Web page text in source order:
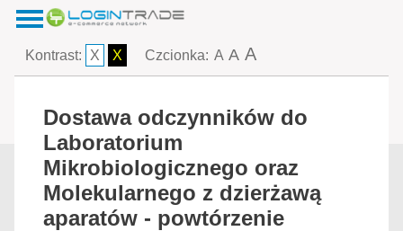
Kontrast: X X Czcionka: A A A
Dostawa odczynników do
Laboratorium
Mikrobiologicznego oraz
Molekularnego z dzierżawą
aparatów - powtórzenie